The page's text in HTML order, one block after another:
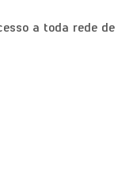
a toda rede de